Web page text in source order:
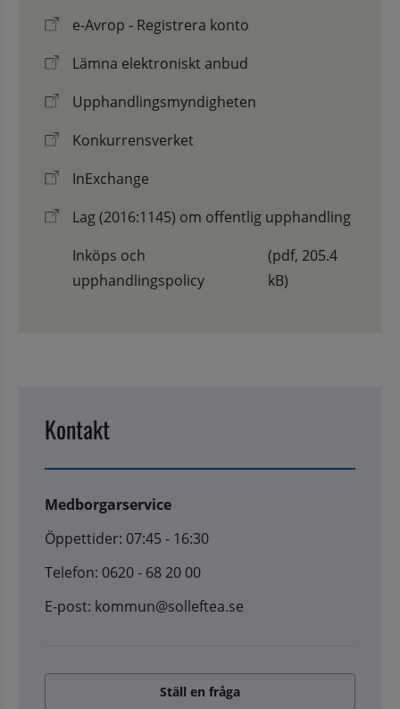
e-Avrop - Registrera konto
Lämna elektroniskt anbud
Upphandlingsmyndigheten
Konkurrensverket
InExchange
Lag (2016:1145) om offentlig upphandling
Inköps och
upphandlingspolicy
(pdf, 205.4
kB)
Kontakt
Medborgarservice
Öppettider: 07:45 - 16:30
Telefon: 0620 - 68 20 00
E-post: kommun@solleftea.se
Ställ en fråga